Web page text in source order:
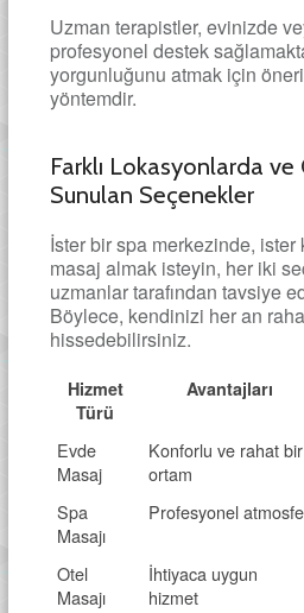
Uzman terapistler, evinizde
profesyonel destek
yorgunluğunu atmak için
yöntemdir.
Farklı Lokasyonlarda
Sunulan Seçenekler
İster bir spa merkezinde,
masaj almak isteyin, her iki
uzmanlar tarafından tavsiye
Böylece, kendinizi her an
hissedebilirsiniz.
Hizmet
Türü
Avantajları
Evde
Masaj
Konforlu ve rahat bir
ortam
Spa
Masajı
Profesyonel
Otel
Masajı
İhtiyaca uygun
hizmet